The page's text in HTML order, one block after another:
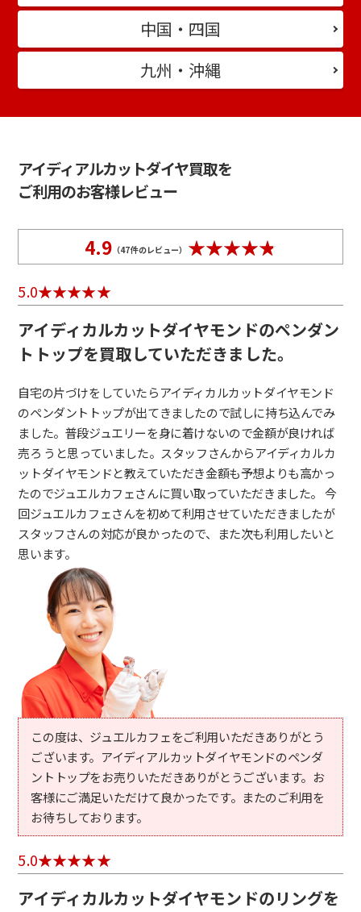
中国・四国
九州・沖縄
アイディアルカットダイヤ買取を
ご利用のお客様レビュー
4.9 （47件のレビュー）
5.0
アイディカルカットダイヤモンドのペンダン
トトップを買取していただきました。
自宅の片づけをしていたらアイディカルカットダイヤモンド
のペンダントトップが出てきましたので試しに持ち込んでみ
ました。普段ジュエリーを身に着けないので金額が良ければ
売ろ うと思っていました。スタッフさんからアイディカルカ
ットダイヤモンドと教えていただき金額も予想よりも高かっ
たのでジュエルカフェさんに買い取っていただきました。 今
回ジュエルカフェさんを初めて利用させていただきましたが
スタッフさんの対応が良かったので、また次も利用したいと
思います。
この度は、ジュエルカフェをご利用いただきありがとう
ございます。アイディアルカットダイヤモンドのペンダ
ントトップをお売りいただきありがとうございます。お
客様にご満足いただけて良かったです。またのご利用を
お待ちしております。
5.0
アイディカルカットダイヤモンドのリングを